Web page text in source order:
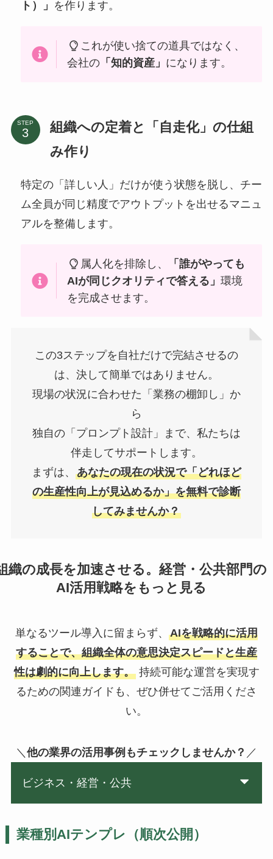
ト）」 を作ります。
これが使い捨ての道具ではなく、
会社の 「知的資産」 になります。
STEP
組織への定着と「自走化」の仕組
み作り
特定の「詳しい人」だけが使う状態を脱し、チー
ム全員が同じ精度でアウトプットを出せるマニュ
アルを整備します。
属人化を排除し、
「誰がやっても
AIが同じクオリティで答える」環境
を完成させます。
この3ステップを自社だけで完結させるの
は、決して簡単ではありません。
現場の状況に合わせた「業務の棚卸し」か
ら
独自の「プロンプト設計」まで、私たちは
伴走してサポートします。
まずは、 あなたの現在の状況で「どれほど
の生産性向上が見込めるか」を無料で診断
してみませんか？
織の成長を加速させる。経営・公共部門の
AI活用戦略をもっと見る
単なるツール導入に留まらず、 AIを戦略的に活用
することで、組織全体の意思決定スピードと生産
性は劇的に向上します。持続可能な運営を実現す
るための関連ガイドも、ぜひ併せてご活用くださ
い。
＼ 他の業界の活用事例もチェックしませんか？ ／
ビジネス・経営・公共
業種別AIテンプレ（順次公開）